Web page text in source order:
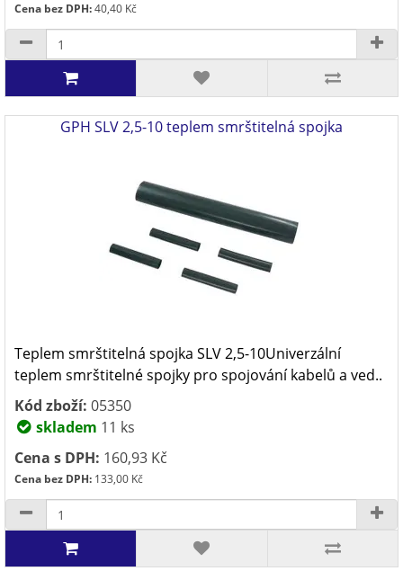
Cena bez DPH:40,40 Kč
GPH SLV 2,5-10 teplem smrštitelná spojka
Teplem smrštitelná spojka SLV 2,5-10Univerzální
teplem smrštitelné spojky pro spojování kabelů a ved..
Kód zboží: 05350
skladem 11 ks
Cena s DPH: 160,93 Kč
Cena bez DPH: 133,00 Kč